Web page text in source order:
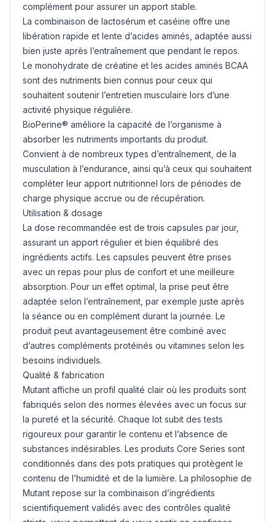
complément pour assurer un apport stable.
La combinaison de lactosérum et caséine offre une
libération rapide et lente d’acides aminés, adaptée aussi
bien juste après l’entraînement que pendant le repos.
Le monohydrate de créatine et les acides aminés BCAA
sont des nutriments bien connus pour ceux qui
souhaitent soutenir l’entretien musculaire lors d’une
activité physique régulière.
BioPerine® améliore la capacité de l’organisme à
absorber les nutriments importants du produit.
Convient à de nombreux types d’entraînement, de la
musculation à l’endurance, ainsi qu’à ceux qui souhaitent
compléter leur apport nutritionnel lors de périodes de
charge physique accrue ou de récupération.
Utilisation & dosage
La dose recommandée est de trois capsules par jour,
assurant un apport régulier et bien équilibré des
ingrédients actifs. Les capsules peuvent être prises
avec un repas pour plus de confort et une meilleure
absorption. Pour un effet optimal, la prise peut être
adaptée selon l’entraînement, par exemple juste après
la séance ou en complément durant la journée. Le
produit peut avantageusement être combiné avec
d’autres compléments protéinés ou vitamines selon les
besoins individuels.
Qualité & fabrication
Mutant affiche un profil qualité clair où les produits sont
fabriqués selon des normes élevées avec un focus sur
la pureté et la sécurité. Chaque lot subit des tests
rigoureux pour garantir le contenu et l’absence de
substances indésirables. Les produits Core Series sont
conditionnés dans des pots pratiques qui protègent le
contenu de l’humidité et de la lumière. La philosophie de
Mutant repose sur la combinaison d’ingrédients
scientifiquement validés avec des contrôles qualité